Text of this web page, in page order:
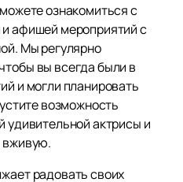
ознакомиться с
афишей мероприятий с
Мы регулярно
вы всегда были в
и могли планировать
возможность
удивительной актрисы и
вживую.
радовать своих